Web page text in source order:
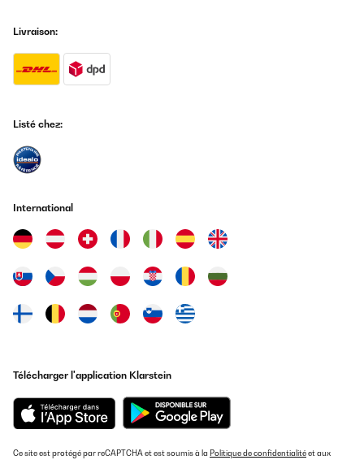
Livraison:
Listé chez:
International
Télécharger l'application Klarstein
Ce site est protégé par reCAPTCHA et est soumis à la Politique de confidentialitéet aux